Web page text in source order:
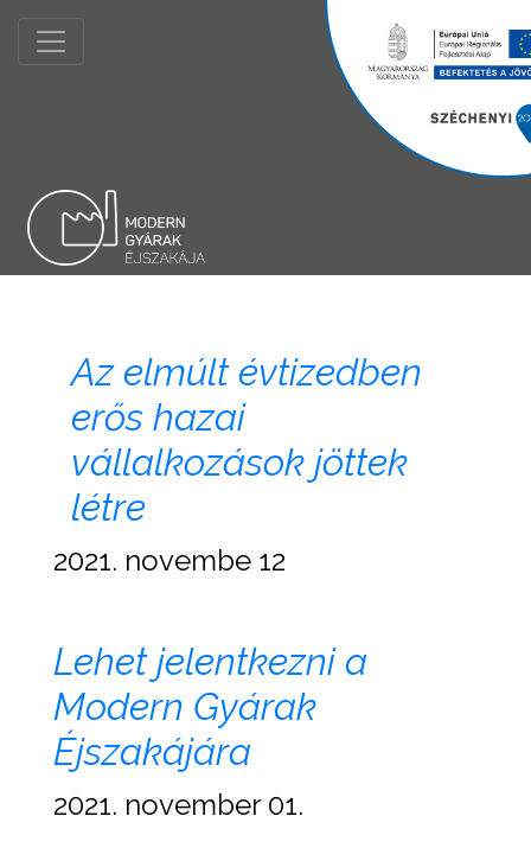
​​​​Az elmúlt évtizedben
erős hazai
vállalkozások jöttek
létre
2021. novembe 12
Lehet jelentkezni a
Modern Gyárak
Éjszakájára
2021. november 01.